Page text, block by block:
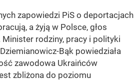
zapowiedzi PiS o deportacjach
a żyją w Polsce, głos
Minister rodziny, pracy i polityki
Bąk powiedziała
zawodowa Ukraińców
zbliżona do poziomu